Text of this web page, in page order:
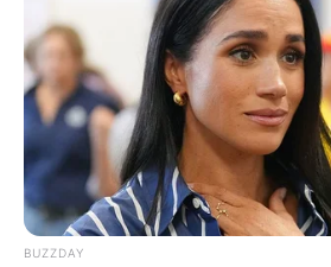
ΤΑΥΤΟΤΗΤΑ ΚΑΙ ΕΠΙΚΟΙΝΩΝΙΑ
BUZZDAY